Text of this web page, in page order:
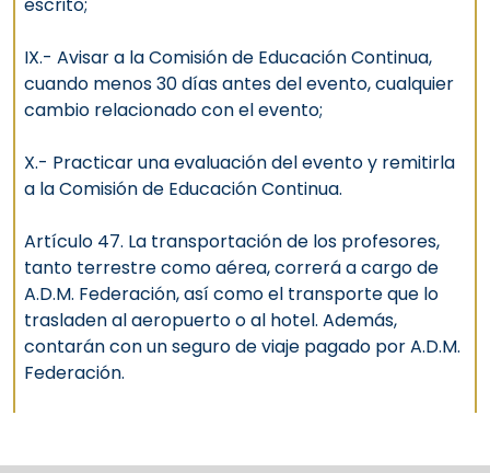
IX.- Avisar a la Comisión de Educación Continua,
cuando menos 30 días antes del evento, cualquier
cambio relacionado con el evento;
X.- Practicar una evaluación del evento y remitirla
a la Comisión de Educación Continua.
Artículo 47. La transportación de los profesores,
tanto terrestre como aérea, correrá a cargo de
A.D.M. Federación, así como el transporte que lo
trasladen al aeropuerto o al hotel. Además,
contarán con un seguro de viaje pagado por A.D.M.
Federación.